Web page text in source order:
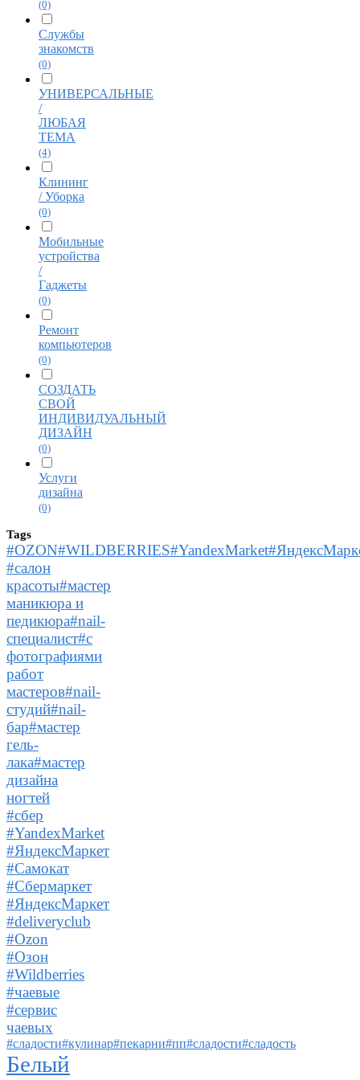
(0)
Службы
знакомств
(0)
УНИВЕРСАЛЬНЫЕ
/
ЛЮБАЯ
ТЕМА
(4)
Клининг
/ Уборка
(0)
Мобильные
устройства
/
Гаджеты
(0)
Ремонт
компьютеров
(0)
СОЗДАТЬ
СВОЙ
ИНДИВИДУАЛЬНЫЙ
ДИЗАЙН
(0)
Услуги
дизайна
(0)
Tags
#салон
красоты#мастер
маникюра и
педикюра#nail-
специалист#с
фотографиями
работ
мастеров#nail-
студий#nail-
бар#мастер
гель-
лака#мастер
дизайна
ногтей
#сбер
#YandexMarket
#ЯндексМаркет
#Самокат
#Сбермаркет
#ЯндексМаркет
#deliveryclub
#Ozon
#Озон
#Wildberries
#чаевые
#сервис
чаевых
#сладости#кулинар#пекарни#пп#сладости#сладость
Белый